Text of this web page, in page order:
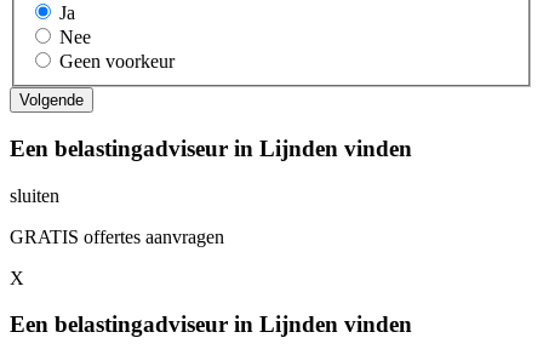
Ja
Nee
Geen voorkeur
Een belastingadviseur in Lijnden vinden
sluiten
GRATIS offertes aanvragen
X
Een belastingadviseur in Lijnden vinden